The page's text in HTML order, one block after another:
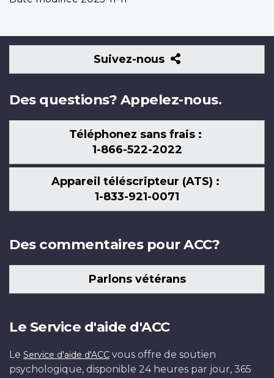
Suivez-nous
Suivez-
nous
Des questions? Appelez-nous.
Téléphonez sans frais :
1-866-522-2022
Appareil téléscripteur (ATS) :
1-833-921-0071
Des commentaires pour ACC?
Parlons vétérans
Le Service d'aide d'ACC
Le Service d'aide d'ACC vous offre de soutien
psychologique, disponible 24 heures par jour, 365